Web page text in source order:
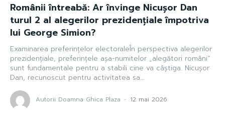
Românii întreabă: Ar învinge Nicușor Dan
turul 2 al alegerilor prezidențiale împotriva
lui George Simion?
Examinarea preferințelor electoraleÎn perspectiva alegerilor
prezidențiale, preferințele așa-numitelor „alegători români”
sunt fundamentale pentru a stabili cine va câștiga. Nicușor
Dan, recunoscut pentru activitatea sa...
Autorii Doamna Ghica Plaza - 12 mai 2026